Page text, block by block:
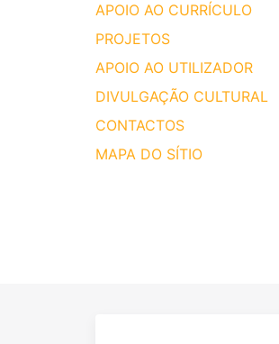
APOIO AO CURRÍCULO
PROJETOS
APOIO AO UTILIZADOR
DIVULGAÇÃO CULTURAL
CONTACTOS
MAPA DO SÍTIO